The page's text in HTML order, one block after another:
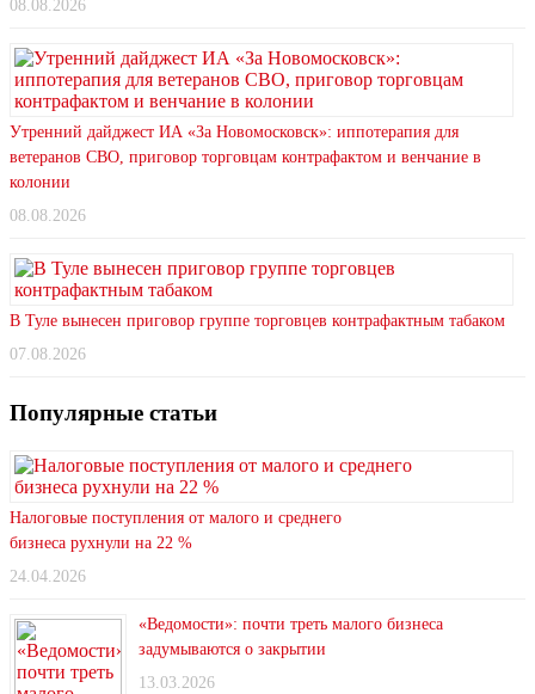
08.08.2026
Утренний дайджест ИА «За Новомосковск»: иппотерапия для
ветеранов СВО, приговор торговцам контрафактом и венчание в
колонии
08.08.2026
В Туле вынесен приговор группе торговцев контрафактным табаком
07.08.2026
Популярные статьи
Налоговые поступления от малого и среднего
бизнеса рухнули на 22 %
24.04.2026
«Ведомости»: почти треть малого бизнеса
задумываются о закрытии
13.03.2026